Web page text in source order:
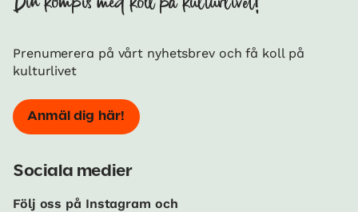
Din kompis med koll på kulturlivet!
Prenumerera på vårt nyhetsbrev och få koll på
kulturlivet
Anmäl dig här!
Sociala medier
Följ oss på Instagram och